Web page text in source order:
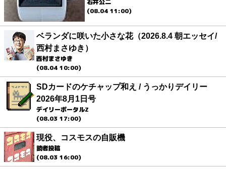
石井公二
(08.04 11:00)
ベランダに咲いた小さな花（2026.8.4 朝エッセイ/
西村まさゆき）
西村まさゆき
(08.04 10:00)
SDカードのケチャップ和え / うっかりデイリー
2026年8月1日号
デイリーポータルZ
(08.03 17:00)
現役、コスモスの自販機
読者投稿
(08.03 16:00)